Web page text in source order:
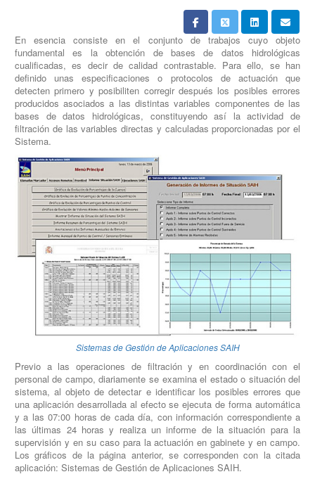
En esencia consiste en el conjunto de trabajos cuyo objeto
fundamental es la obtención de bases de datos hidrológicas
cualificadas, es decir de calidad contrastable. Para ello, se han
definido unas especificaciones o protocolos de actuación que
detecten primero y posibiliten corregir después los posibles errores
producidos asociados a las distintas variables componentes de las
bases de datos hidrológicas, constituyendo así la actividad de
filtración de las variables directas y calculadas proporcionadas por el
Sistema.
Sistemas de Gestión de Aplicaciones SAIH
Previo a las operaciones de filtración y en coordinación con el
personal de campo, diariamente se examina el estado o situación del
sistema, al objeto de detectar e identificar los posibles errores que
una aplicación desarrollada al efecto se ejecuta de forma automática
y a las 07:00 horas de cada día, con información correspondiente a
las últimas 24 horas y realiza un informe de la situación para la
supervisión y en su caso para la actuación en gabinete y en campo.
Los gráficos de la página anterior, se corresponden con la citada
aplicación: Sistemas de Gestión de Aplicaciones SAIH.